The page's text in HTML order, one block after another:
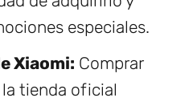
especiales.
Xiaomi: Comprar
tienda oficial